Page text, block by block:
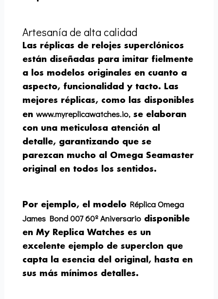
Artesanía de alta calidad
Las réplicas de relojes superclónicos
están diseñadas para imitar fielmente
a los modelos originales en cuanto a
aspecto, funcionalidad y tacto. Las
mejores réplicas, como las disponibles
enwww.myreplicawatches.io, se elaboran
con una meticulosa atención al
detalle, garantizando que se
parezcan mucho al Omega Seamaster
original en todos los sentidos.
Por ejemplo, el modelo Réplica Omega
James Bond 007 60º Aniversario disponible
en My Replica Watches es un
excelente ejemplo de superclon que
capta la esencia del original, hasta en
sus más mínimos detalles.